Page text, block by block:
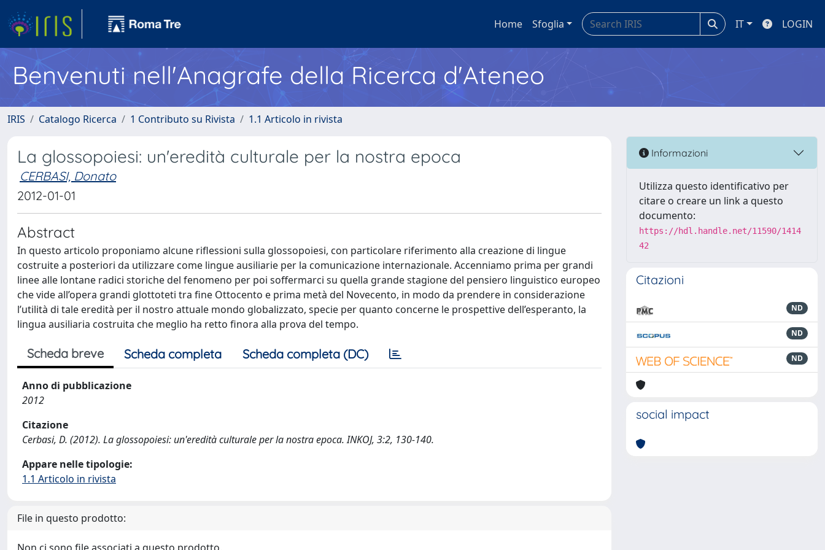
Home Sfoglia IT LOGIN
Benvenuti nell'Anagrafe della Ricerca d'Ateneo
IRIS Catalogo Ricerca 1 Contributo su Rivista 1.1 Articolo in rivista
La glossopoiesi: un'eredità culturale per la nostra epoca
CERBASI, Donato
2012-01-01
Abstract
In questo articolo proponiamo alcune riflessioni sulla glossopoiesi, con particolare riferimento alla creazione di lingue
costruite a posteriori da utilizzare come lingue ausiliarie per la comunicazione internazionale. Accenniamo prima per grandi
linee alle lontane radici storiche del fenomeno per poi soffermarci su quella grande stagione del pensiero linguistico europeo
che vide all’opera grandi glottoteti tra fine Ottocento e prima metà del Novecento, in modo da prendere in considerazione
l’utilità di tale eredità per il nostro attuale mondo globalizzato, specie per quanto concerne le prospettive dell’esperanto, la
lingua ausiliaria costruita che meglio ha retto finora alla prova del tempo.
Scheda breve Scheda completa Scheda completa (DC)
Anno di pubblicazione
2012
Citazione
Cerbasi, D. (2012). La glossopoiesi: un'eredità culturale per la nostra epoca. INKOJ, 3:2, 130-140.
Appare nelle tipologie:
1.1 Articolo in rivista
File in questo prodotto:
Informazioni
Utilizza questo identificativo per
citare o creare un link a questo
documento:
https://hdl.handle.net/11590/1414
42
Citazioni
ND
ND
ND
social impact